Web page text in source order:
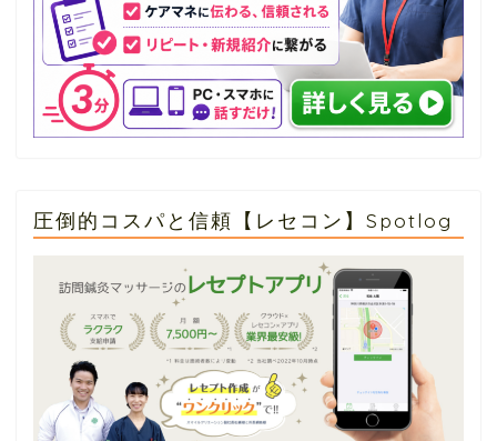
圧倒的コスパと信頼【レセコン】Spotlog